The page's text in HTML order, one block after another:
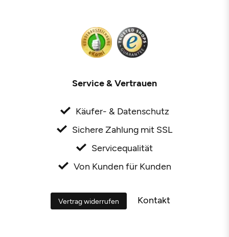
Service & Vertrauen
Käufer- & Datenschutz
Sichere Zahlung mit SSL
Servicequalität
Von Kunden für Kunden
Vertrag widerrufen Kontakt